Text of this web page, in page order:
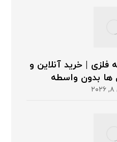
فلزی | خرید آنلاین و
ها بدون واسطه